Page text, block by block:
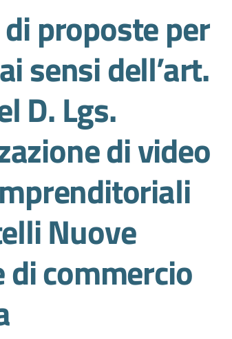
proposte per
sensi dell’art.
D. Lgs.
di video
Nuove
di commercio